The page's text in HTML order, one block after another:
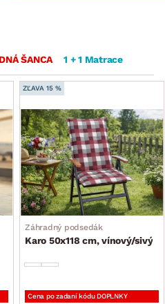
ŠANCA 1 + 1 Matrace
ZĽAVA 15 %
Záhradný podsedák
Karo 50x118 cm, vínový/sivý
Cena po zadaní kódu DOPLNKY